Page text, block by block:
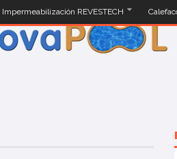
Impermeabilización REVESTECH